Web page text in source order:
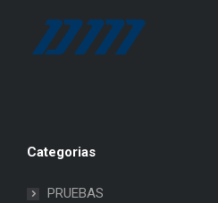
Categorias
PRUEBAS